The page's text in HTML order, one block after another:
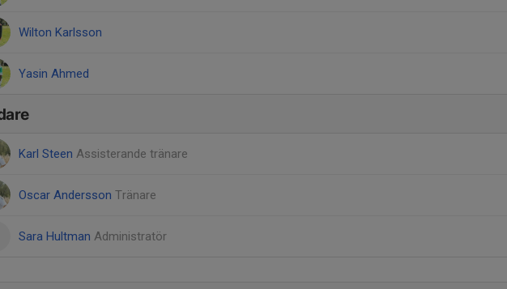
Wilton Karlsson
Yasin Ahmed
Karl Steen Assisterande tränare
Oscar Andersson Tränare
Sara Hultman Administratör